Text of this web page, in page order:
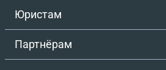
Юристам
Партнёрам